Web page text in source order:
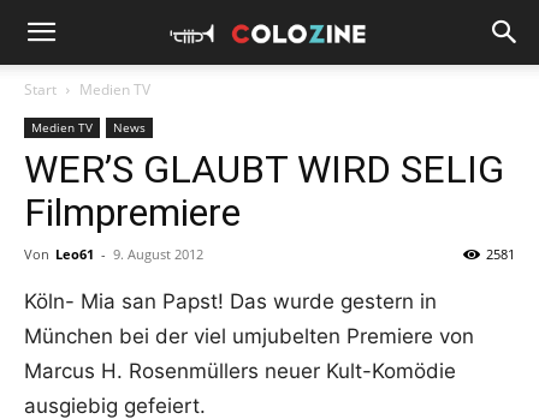
Start Medien TV
Medien TV News
WER’S GLAUBT WIRD SELIG
Filmpremiere
Von Leo61 - 9. August 2012 2581
Köln- Mia san Papst! Das wurde gestern in
München bei der viel umjubelten Premiere von
Marcus H. Rosenmüllers neuer Kult-Komödie
ausgiebig gefeiert.